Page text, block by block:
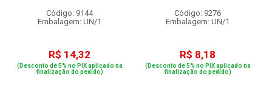
Código: 9144
Embalagem: UN/1
R$ 14,32
(Desconto de 5% no PIX aplicado na
finalização do pedido)
Código: 9276
Embalagem: UN/1
R$ 8,18
(Desconto de 5% no PIX aplicado na
finalização do pedido)